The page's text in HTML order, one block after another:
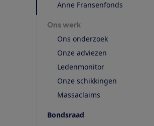
Anne Fransenfonds
Ons werk
Ons onderzoek
Onze adviezen
Ledenmonitor
Onze schikkingen
Massaclaims
Bondsraad